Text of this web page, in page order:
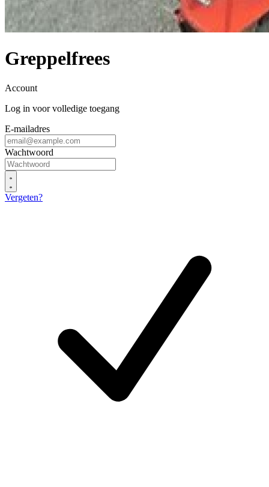
Greppelfrees
Account
Log in voor volledige toegang
E-mailadres
Wachtwoord
Vergeten?